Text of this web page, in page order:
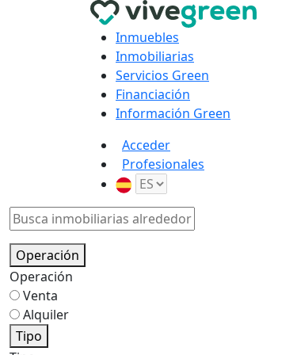
Inmuebles
Inmobiliarias
Servicios Green
Financiación
Información Green
Acceder
Profesionales
Operación
Operación
Venta
Alquiler
Tipo